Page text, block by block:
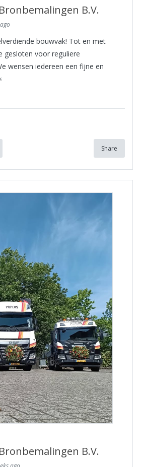
B.V.
bouwvak! Tot en met
gesloten voor reguliere
wensen iedereen een fijne en
Share
B.V.